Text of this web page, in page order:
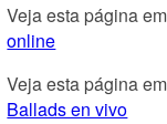
Veja esta página
online
Veja esta página
Ballads en vivo